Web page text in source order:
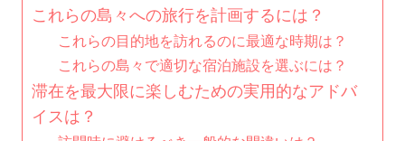
これらの島々への旅行を計画するには？
これらの目的地を訪れるのに最適な時期は？
これらの島々で適切な宿泊施設を選ぶには？
滞在を最大限に楽しむための実用的なアドバ
イスは？